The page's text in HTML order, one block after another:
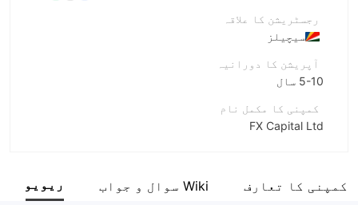
رجسٹریشن کا علاقہ
سیچیلز
آپریشن کا دورانیہ
5-10 سال
کمپنی کا مکمل نام
FX Capital Ltd
انٹرپرائز ملازم
کمپنی کا تعارف Wiki سوال و جواب ریویو